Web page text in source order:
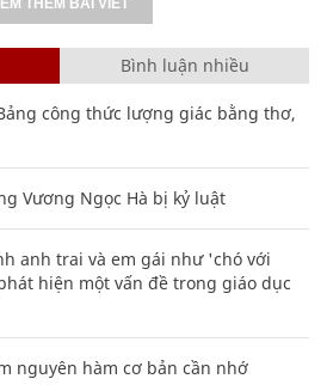
Bình luận nhiều
công thức lượng giác bằng thơ,
Vương Ngọc Hà bị kỷ luật
anh trai và em gái như 'chó với
hiện một vấn đề trong giáo dục
nguyên hàm cơ bản cần nhớ